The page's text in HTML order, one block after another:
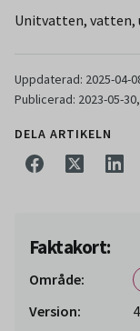
Unitvatten, vatten,
Uppdaterad: 2025-04-
Publicerad: 2023-05-
DELA ARTIKELN
Faktakort:
Område:
Version:
4